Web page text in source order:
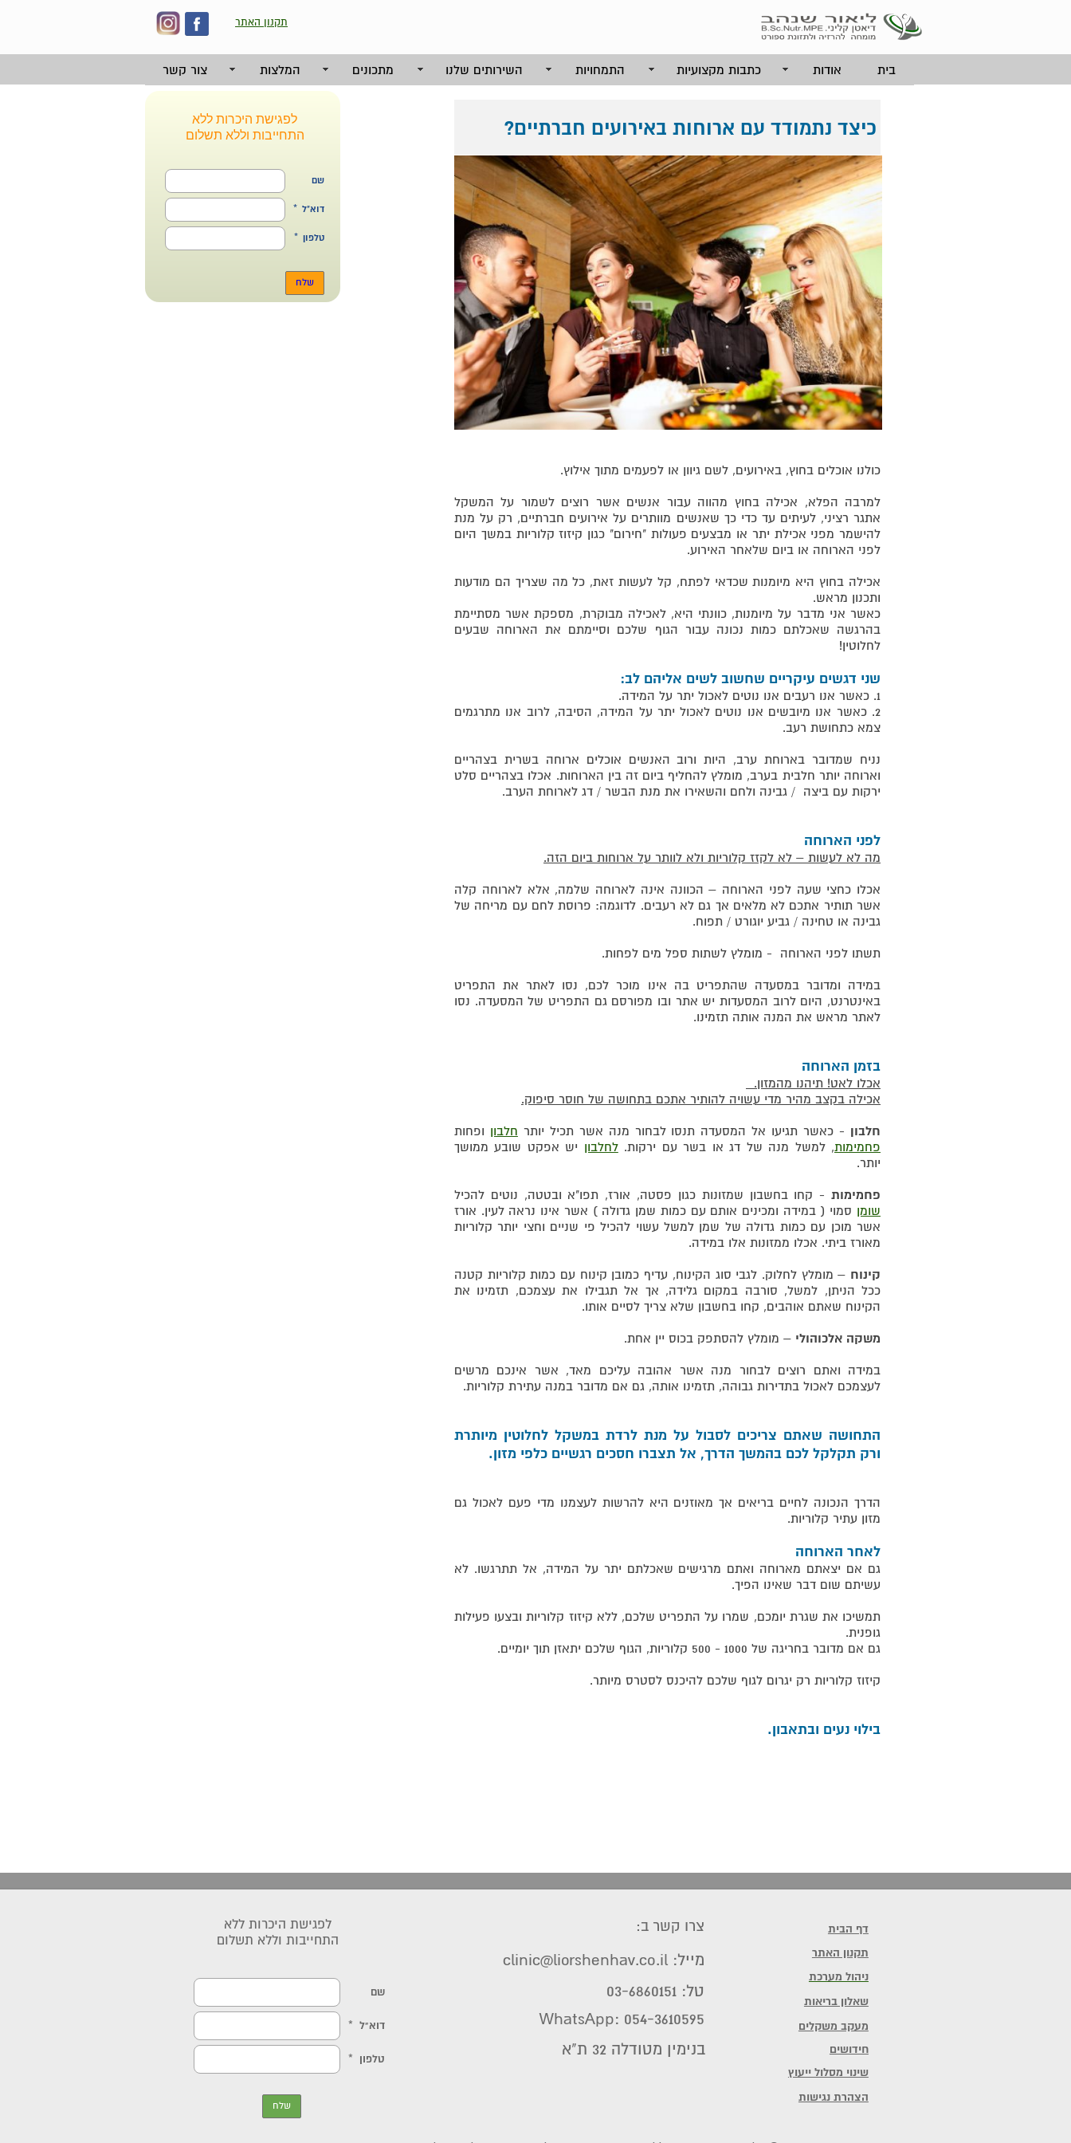
תקנון האתר
בית אודות כתבות מקצועיות התמחויות השירותים שלנו מתכונים המלצות צור קשר
כולנו אוכלים בחוץ, באירועים, לשם גיוון או לפעמים מתוך אילוץ.
למרבה הפלא, אכילה בחוץ מהווה עבור אנשים אשר רוצים לשמור על המשקל
אתגר רציני, לעיתים עד כדי כך שאנשים מוותרים על אירועים חברתיים, רק על מנת
להישמר מפני אכילת יתר או מבצעים פעולות "חירום" כגון קיזוז קלוריות במשך היום
לפני הארוחה או ביום שלאחר האירוע.
אכילה בחוץ היא מיומנות שכדאי לפתח, קל לעשות זאת, כל מה שצריך הם מודעות
ותכנון מראש.
כאשר אני מדבר על מיומנות, כוונתי היא, לאכילה מבוקרת, מספקת אשר מסתיימת
בהרגשה שאכלתם כמות נכונה עבור הגוף שלכם וסיימתם את הארוחה שבעים
לחלוטין!
שני דגשים עיקריים שחשוב לשים אליהם לב:
1. כאשר אנו רעבים אנו נוטים לאכול יתר על המידה.
2. כאשר אנו מיובשים אנו נוטים לאכול יתר על המידה, הסיבה, לרוב אנו מתרגמים
צמא כתחושת רעב.
נניח שמדובר בארוחת ערב, היות ורוב האנשים אוכלים ארוחה בשרית בצהריים
וארוחה יותר חלבית בערב, מומלץ להחליף ביום זה בין הארוחות. אכלו בצהריים סלט
ירקות עם ביצה / גבינה ולחם והשאירו את מנת הבשר / דג לארוחת הערב.
לפני הארוחה
מה לא לעשות – לא לקזז קלוריות ולא לוותר על ארוחות ביום הזה.
אכלו כחצי שעה לפני הארוחה – הכוונה אינה לארוחה שלמה, אלא לארוחה קלה
אשר תותיר אתכם לא מלאים אך גם לא רעבים. לדוגמה: פרוסת לחם עם מריחה של
גבינה או טחינה / גביע יוגורט / תפוח.
תשתו לפני הארוחה - מומלץ לשתות ספל מים לפחות.
במידה ומדובר במסעדה שהתפריט בה אינו מוכר לכם, נסו לאתר את התפריט
באינטרנט, היום לרוב המסעדות יש אתר ובו מפורסם גם התפריט של המסעדה. נסו
לאתר מראש את המנה אותה תזמינו.
בזמן הארוחה
אכלו לאט! תיהנו מהמזון.
אכילה בקצב מהיר מדי עשויה להותיר אתכם בתחושה של חוסר סיפוק.
חלבון - כאשר תגיעו אל המסעדה תנסו לבחור מנה אשר תכיל יותר חלבון ופחות
פחמימות, למשל מנה של דג או בשר עם ירקות.לחלבון יש אפקט שובע ממושך
יותר.
פחמימות - קחו בחשבון שמזונות כגון פסטה, אורז, תפו"א ובטטה, נוטים להכיל
שומן סמוי ( במידה ומכינים אותם עם כמות שמן גדולה ) אשר אינו נראה לעין. אורז
אשר מוכן עם כמות גדולה של שמן למשל עשוי להכיל פי שניים וחצי יותר קלוריות
מאורז ביתי. אכלו ממזונות אלו במידה.
קינוח – מומלץ לחלוק. לגבי סוג הקינוח, עדיף כמובן קינוח עם כמות קלוריות קטנה
ככל הניתן, למשל, סורבה במקום גלידה, אך אל תגבילו את עצמכם, תזמינו את
הקינוח שאתם אוהבים, קחו בחשבון שלא צריך לסיים אותו.
משקה אלכוהולי – מומלץ להסתפק בכוס יין אחת.
במידה ואתם רוצים לבחור מנה אשר אהובה עליכם מאד, אשר אינכם מרשים
לעצמכם לאכול בתדירות גבוהה, תזמינו אותה, גם אם מדובר במנה עתירת קלוריות.
התחושה שאתם צריכים לסבול על מנת לרדת במשקל לחלוטין מיותרת
ורק תקלקל לכם בהמשך הדרך, אל תצברו חסכים רגשיים כלפי מזון.
הדרך הנכונה לחיים בריאים אך מאוזנים היא להרשות לעצמנו מדי פעם לאכול גם
מזון עתיר קלוריות.
לאחר הארוחה
גם אם יצאתם מארוחה ואתם מרגישים שאכלתם יתר על המידה, אל תתרגשו. לא
עשיתם שום דבר שאינו הפיך.
תמשיכו את שגרת יומכם, שמרו על התפריט שלכם, ללא קיזוז קלוריות ובצעו פעילות
גופנית.
גם אם מדובר בחריגה של 1000 - 500 קלוריות, הגוף שלכם יתאזן תוך יומיים.
קיזוז קלוריות רק יגרום לגוף שלכם להיכנס לסטרס מיותר.
בילוי נעים ובתאבון.
כיצד נתמודד עם ארוחות באירועים חברתיים?
לפגישת היכרות ללא
התחייבות וללא תשלום
דף הבית
תקנון האתר
ניהול מערכת
שאלון בריאות
מעקב משקלים
חידושים
שינוי מסלול ייעוץ
הצהרת נגישות
לפגישת היכרות ללא
התחייבות וללא תשלום
בנימין מטודלה 32 ת"א
צרו קשר ב:
מייל: clinic@liorshenhav.co.il
טל: 03-6860151
WhatsApp: 054-3610595